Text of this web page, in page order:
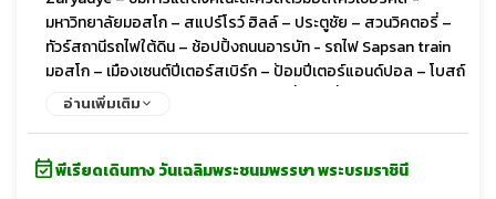
มหาวิทยาลัยมอสโก – สแปร์โรว์ ฮิลล์ – ประตูชัย – สวนวิคตอรี่ –
ทัวร์สถานีรถไฟใต้ดิน – ช้อปปิ้งถนนอารบัท - รถไฟ Sapsan train
มอสโก – เมืองเซนต์ปีเตอร์สเบิร์ก – ป้อมปีเตอร์แอนด์ปอล – โบสถ์
หยดเลือด – มหาวิหารเซนต์ไอแซค – รูปปั้นคนขี่ม้า – พระราชวังนิ
with Caviar & Champagne & Show - พระราชวังแคทเธอรีน –
อ่านเพิ่มเติม
event_availableพีเรียดเดินทาง วันเฉลิมพระชนมพรรษา พระบรมราชินี